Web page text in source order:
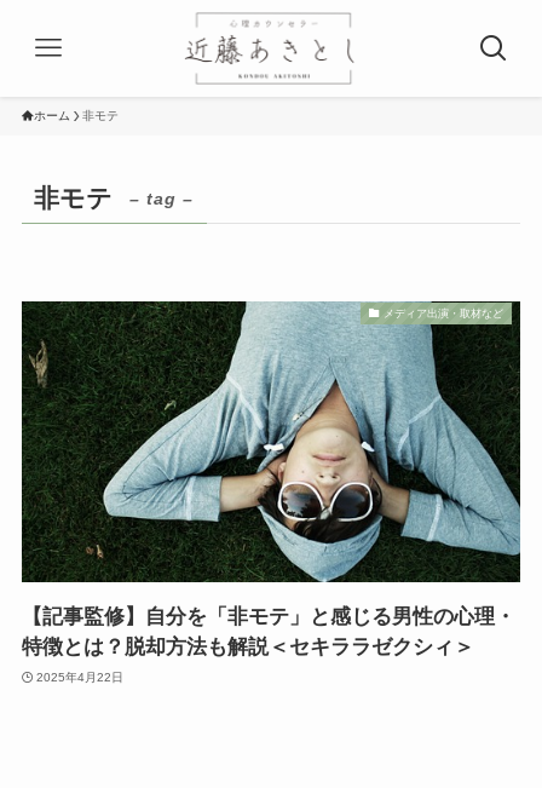
ホーム 非モテ
非モテ – tag –
メディア出演・取材など
【記事監修】自分を「非モテ」と感じる男性の心理・
特徴とは？脱却方法も解説＜セキララゼクシィ＞
2025年4月22日